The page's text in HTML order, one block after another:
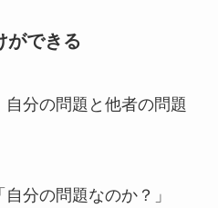
ができる
分の問題と他者の問題
分の問題なのか？」